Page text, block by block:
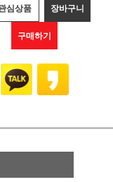
심상품 장바구니
구매하기